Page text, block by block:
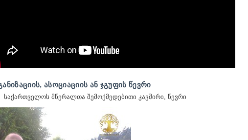
ᲐᲡᲝᲪᲘᲐᲪᲘᲘᲡ ᲐᲜ ᲯᲒᲣᲤᲘᲡ ᲬᲔᲕᲠᲘ
საქართველოს მწერალთა შემოქმედებითი კავშირი, წევრი